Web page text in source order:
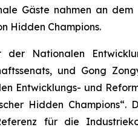
Gäste nahmen an
Hidden Champions.
der Nationalen
und Gong
Entwicklungs- und
Hidden
für die